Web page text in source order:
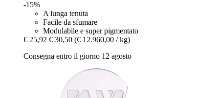
-15%
A lunga tenuta
Facile da sfumare
Modulabile e super pigmentato
€ 25,92 € 30,50 (€ 12.960,00 / kg)
Consegna entro il giorno 12 agosto